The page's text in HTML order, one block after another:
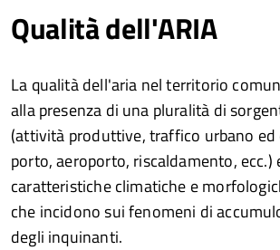
Condividi
network
Condividi
Facebook
su
Twitter
Condividi
su
Facebook
Condividi
su
Whatsapp
Qualità dell'ARIA
La qualità dell'aria nel territorio
alla presenza di una pluralità di
(attività produttive, traffico urbano ed
porto, aeroporto, riscaldamento, ecc.)
caratteristiche climatiche e
che incidono sui fenomeni di
degli inquinanti.